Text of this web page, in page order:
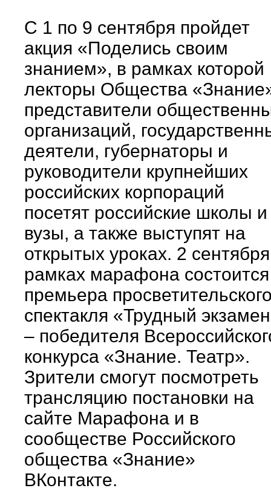
С 1 по 9 сентября пройдет
акция «Поделись своим
знанием», в рамках которой
лекторы Общества
представители
организаций,
деятели, губернаторы и
руководители крупнейших
российских корпораций
посетят российские школы и
вузы, а также выступят на
открытых уроках. 2
рамках марафона состоится
премьера
спектакля «Трудный
– победителя
конкурса «Знание. Театр».
Зрители смогут посмотреть
трансляцию постановки на
сайте Марафона и в
сообществе Российского
общества «Знание»
ВКонтакте.